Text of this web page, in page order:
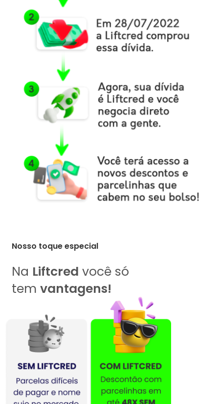
Nosso toque especial
Na Liftcred você só
tem vantagens!